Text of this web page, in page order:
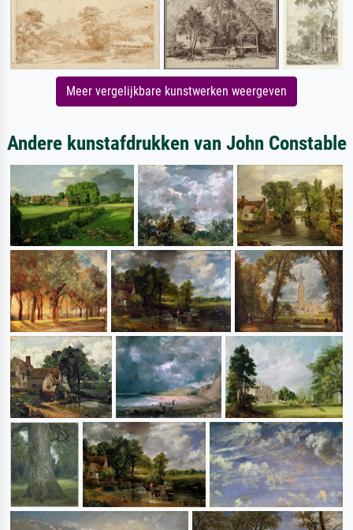
Meer vergelijkbare kunstwerken weergeven
Andere kunstafdrukken van John Constable